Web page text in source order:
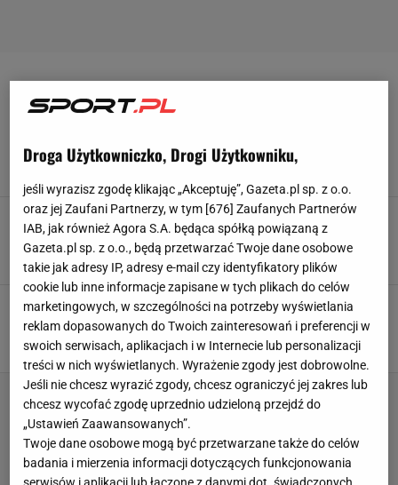
1 LIGA
w hicie kolejki
"Ten numer będzie na zawsze należał do
Ciebie". Lechia żegna legendę
Mateusz Gaweł, 4 SIERPNIA 2026, 18:37
Urfer spotkał się z kibicami Lechii. "Reakcja na
sali: Wybuch śmiechu"
Bartosz Naus, 4 SIERPNIA 2026, 16:13
Droga Użytkowniczko, Drogi Użytkowniku,
jeśli wyrazisz zgodę klikając „Akceptuję”, Gazeta.pl sp. z o.o.
oraz jej Zaufani Partnerzy, w tym [676] Zaufanych Partnerów
IAB, jak również Agora S.A. będąca spółką powiązaną z
Gazeta.pl sp. z o.o., będą przetwarzać Twoje dane osobowe
takie jak adresy IP, adresy e-mail czy identyfikatory plików
cookie lub inne informacje zapisane w tych plikach do celów
marketingowych, w szczególności na potrzeby wyświetlania
reklam dopasowanych do Twoich zainteresowań i preferencji w
swoich serwisach, aplikacjach i w Internecie lub personalizacji
treści w nich wyświetlanych. Wyrażenie zgody jest dobrowolne.
Jeśli nie chcesz wyrazić zgody, chcesz ograniczyć jej zakres lub
chcesz wycofać zgodę uprzednio udzieloną przejdź do
„Ustawień Zaawansowanych”.
Twoje dane osobowe mogą być przetwarzane także do celów
badania i mierzenia informacji dotyczących funkcjonowania